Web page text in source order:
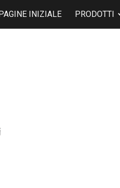
to main content
INIZIALE PRODOTTI